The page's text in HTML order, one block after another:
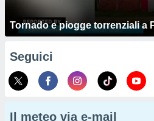
Tornado e piogge torrenziali a
Seguici
Il meteo via e-mail